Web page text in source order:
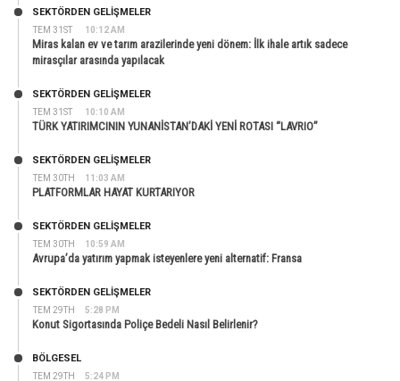
TEM 31ST 10:12 AM
SEKTÖRDEN GELIŞMELER
Miras kalan ev ve tarım arazilerinde yeni dönem: İlk ihale artık sadece
mirasçılar arasında yapılacak
TEM 31ST 10:10 AM
SEKTÖRDEN GELIŞMELER
TÜRK YATIRIMCININ YUNANİSTAN’DAKİ YENİ ROTASI “LAVRIO”
TEM 30TH 11:03 AM
SEKTÖRDEN GELIŞMELER
PLATFORMLAR HAYAT KURTARIYOR
TEM 30TH 10:59 AM
SEKTÖRDEN GELIŞMELER
Avrupa’da yatırım yapmak isteyenlere yeni alternatif: Fransa
TEM 29TH 5:28 PM
SEKTÖRDEN GELIŞMELER
Konut Sigortasında Poliçe Bedeli Nasıl Belirlenir?
TEM 29TH 5:24 PM
BÖLGESEL